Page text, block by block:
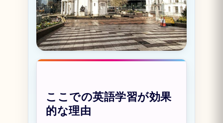
ここでの英語学習が効果
的な理由